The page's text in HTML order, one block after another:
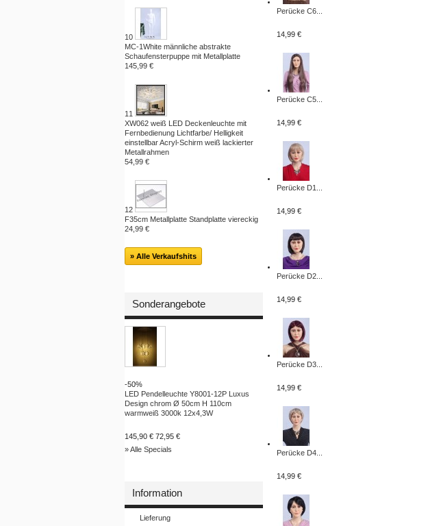
10
MC-1White männliche abstrakte
Schaufensterpuppe mit Metallplatte
145,99 €
11
XW062 weiß LED Deckenleuchte mit
Fernbedienung Lichtfarbe/ Helligkeit
einstellbar Acryl-Schirm weiß lackierter
Metallrahmen
54,99 €
12
F35cm Metallplatte Standplatte viereckig
24,99 €
» Alle Verkaufshits
Sonderangebote
-50%
LED Pendelleuchte Y8001-12P Luxus
Design chrom Ø 50cm H 110cm
warmweiß 3000k 12x4,3W
145,90 € 72,95 €
» Alle Specials
Information
Lieferung
Perücke C6...
14,99 €
Perücke C5...
14,99 €
Perücke D1...
14,99 €
Perücke D2...
14,99 €
Perücke D3...
14,99 €
Perücke D4...
14,99 €